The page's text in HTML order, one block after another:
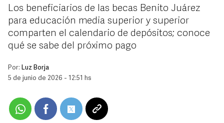
Los beneficiarios de las becas Benito Juárez
para educación media superior y superior
comparten el calendario de depósitos; conoce
qué se sabe del próximo pago
Por: Luz Borja
5 de junio de 2026 - 12:51 hs